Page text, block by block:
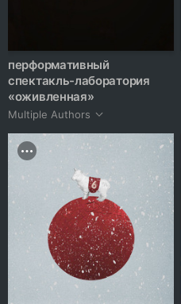
перформативный
спектакль-лаборатория
«оживленная»
Multiple Authors